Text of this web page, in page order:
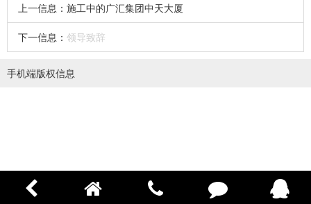
上一信息： 施工中的广汇集团中天大厦
下一信息： 领导致辞
手机端版权信息